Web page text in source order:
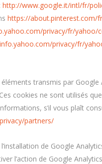
http://www.google.it/intl/fr/
https://about.pinterest.com/
privacy/fr/yahoo/
privacy/fr/
transmis par Google
cookies ne sont utilisés
s’il vous plaît
partners/
de Google
l’action de Google